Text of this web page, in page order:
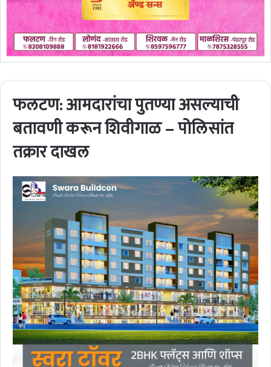
फलटण: आमदारांचा पुतण्या असल्याची
बतावणी करून शिवीगाळ – पोलिसांत
तक्रार दाखल